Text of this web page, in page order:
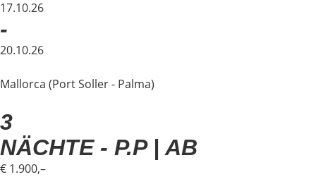
17.10.26
-
20.10.26
Mallorca (Port Soller - Palma)
3
NÄCHTE - P.P | AB
€ 1.900,–